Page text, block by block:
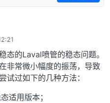
态的Laval喷管的稳态问题。
非常微小幅度的振荡，导致
试过如下的几种方法：
适用版本；